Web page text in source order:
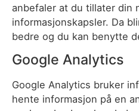
anbefaler at du tillater din
informasjonskapsler. Da
bedre og du kan benytte
Google Analytics
Google Analytics bruker
hente informasjon på en